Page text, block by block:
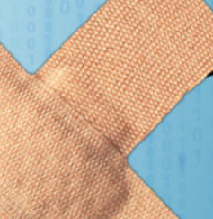
Alimentare
Security